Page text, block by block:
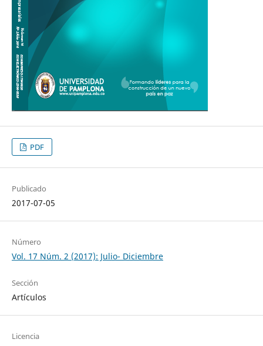
PDF
Publicado
2017-07-05
Número
Vol. 17 Núm. 2 (2017): Julio- Diciembre
Sección
Artículos
Licencia